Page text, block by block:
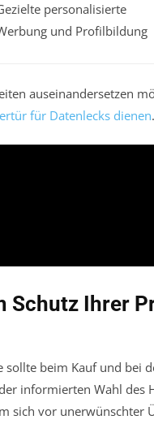
personalisierte
und Profilbildung
auseinandersetzen
für Datenlecks dienen.
Schutz Ihrer
sollte beim Kauf und bei
informierten Wahl des
sich vor unerwünschter